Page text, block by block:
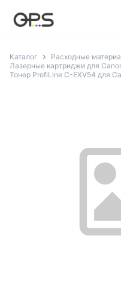
Каталог Расходные
Лазерные картриджи для
Тонер ProfiLine C-EXV54 для